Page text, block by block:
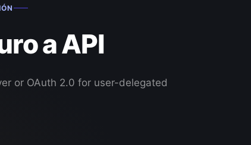
a API
or OAuth 2.0 for user-delegated